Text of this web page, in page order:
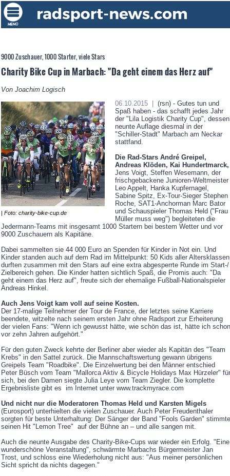
9000 Zuschauer, 1000 Starter, viele Stars
Charity Bike Cup in Marbach: "Da geht einem das Herz auf"
Von Joachim Logisch
| Foto: charity-bike-cup.de
06.10.2015 |
(rsn) - Gutes tun und
Spaß haben - das schafft jedes Jahr
der "Lila Logistik Charity Cup", dessen
neunte Auflage diesmal in der
"Schiller-Stadt" Marbach am Neckar
stattfand.
Die Rad-Stars André Greipel,
Andreas Klöden, Kai Hundertmarck,
Jens Voigt, Steffen Wesemann, der
frischgebackene Junioren-Weltmeister
Leo Appelt, Hanka Kupfernagel,
Sabine Spitz, Ex-Tour-Sieger Stephen
Roche, SAT1-Anchorman Marc Bator
und Schauspieler Thomas Held ("Frau
Müller muss weg") begleiteten die
Jedermann-Teams mit insgesamt 1000 Startern bei bestem Wetter und vor
9000 Zuschauern als Kapitäne.
Dabei sammelten sie 44 000 Euro an Spenden für Kinder in Not ein. Und
Kinder standen auch auf dem Rad im Mittelpunkt: 50 Kids aller Altersklassen
durften zusammen mit den Stars auf eine extra abgesperrte Runde im Start-/
Zielbereich gehen. Die Kinder hatten sichtlich Spaß, die Promis auch: "Da
geht einem das Herz auf", freute sich der ehemalige Fußball-Nationalspieler
Andreas Hinkel.
Auch Jens Voigt kam voll auf seine Kosten.
Der 17-malige Teilnehmer der Tour de France, der letztes seine Karriere
beendete, witzelte nach seinem ersten Jahr ohne Radsport zur Erheiterung
der vielen Fans: "Wenn ich gewusst hätte, wie schön das ist, hätte ich schon
vor zehn Jahren aufgehört."
Für den guten Zweck kehrte der Berliner aber wieder als Kapitän des "Team
Krebs" in den Sattel zurück. Die Mannschaftswertung gewann übrigens
Greipels Team "Roadbike". Die Einzelwertung bei den Männer entschied
Peter Büsch vom Team "Mallorca Aktiv & Bicycle Holidays Max Hürzeler" für
sich, bei den Damen siegte Julia Leye vom Team Ziegler. Die komplette
Ergebnisliste gibt es im Internet unter www.trackmyrace.com
Und nicht nur die Moderatoren Thomas Held und Karsten Migels
(Eurosport) unterhielten die vielen Zuschauer. Auch Peter Freudenthaler
sorgten für beste Unterhaltung: Der Sänger der Band "Fools Garden" stimmte
seinen Hit "Lemon Tree" auf der Bühne an – und alle sangen mit.
Auch die neunte Ausgabe des Charity-Bike-Cups war wieder ein Erfolg. "Eine
wunderschöne Veranstaltung", schwärmte Marbachs Bürgermeister Jan
Trost, und schloss eine Wiederholung nicht aus: "Aus meiner persönlichen
Sicht spricht da nichts dagegen."